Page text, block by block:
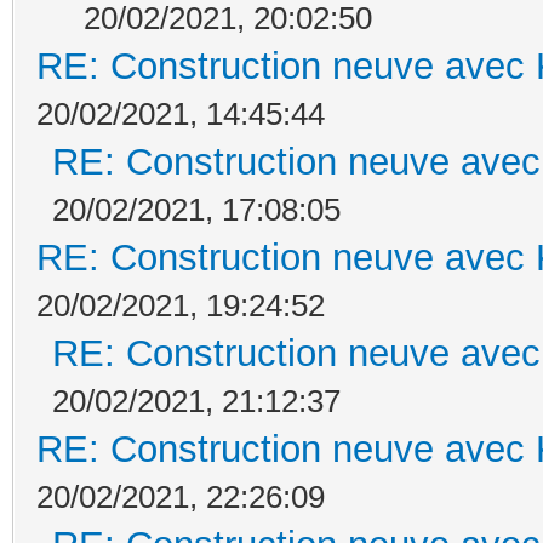
20/02/2021, 20:02:50
RE: Construction neuve avec
20/02/2021, 14:45:44
RE: Construction neuve
20/02/2021, 17:08:05
RE: Construction neuve avec
20/02/2021, 19:24:52
RE: Construction neuve
20/02/2021, 21:12:37
RE: Construction neuve avec
20/02/2021, 22:26:09